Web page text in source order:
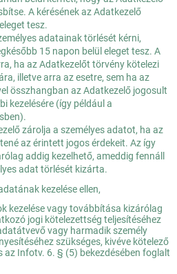
A kérésének az Adatkezelő
tesz.
adatainak törlését kérni,
15 napon belül eleget tesz. A
ha az Adatkezelőt törvény kötelezi
illetve arra az esetre, sem ha az
összhangban az Adatkezelő jogosult
kezelésére (így például a
zárolja a személyes adatot, ha az
az érintett jogos érdekeit. Az így
addig kezelhető, ameddig fennáll
adat törlését kizárta.
kezelése ellen,
kezelése vagy továbbítása kizárólag
jogi kötelezettség teljesítéséhez
vagy harmadik személy
szükséges, kivéve kötelező
az Infotv. 6. § (5) bekezdésében foglalt